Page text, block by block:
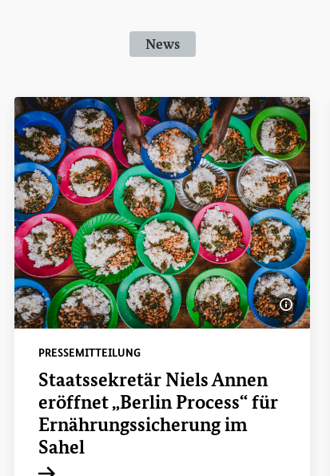
News
einblenden
PRESSEMITTEILUNG
Staatssekretär Niels Annen
eröffnet „Berlin Process“ für
Ernährungssicherung im
Sahel